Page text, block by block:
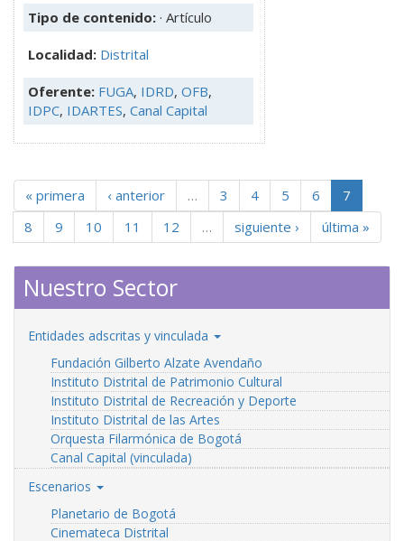
Tipo de contenido: · Artículo
Localidad: Distrital
Oferente: FUGA, IDRD, OFB,
IDPC, IDARTES, Canal Capital
« primera ‹ anterior … 3 4 5 6
7
8
9 10 11 12 … siguiente › última »
Nuestro Sector
Entidades adscritas y vinculada
Fundación Gilberto Alzate Avendaño
Instituto Distrital de Patrimonio Cultural
Instituto Distrital de Recreación y Deporte
Instituto Distrital de las Artes
Orquesta Filarmónica de Bogotá
Canal Capital (vinculada)
Escenarios
Planetario de Bogotá
Cinemateca Distrital